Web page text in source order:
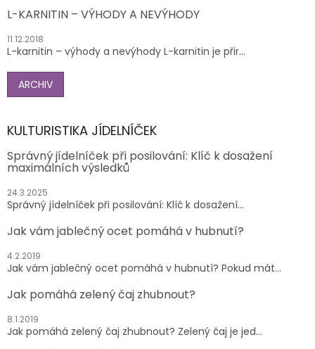
L-KARNITIN – VÝHODY A NEVÝHODY
11.12.2018
L-karnitin – výhody a nevýhody L-karnitin je přir...
ARCHIV
KULTURISTIKA JÍDELNÍČEK
Správný jídelníček při posilování: Klíč k dosažení
maximálních výsledků
24.3.2025
Správný jídelníček při posilování: Klíč k dosažení...
Jak vám jablečný ocet pomáhá v hubnutí?
4.2.2019
Jak vám jablečný ocet pomáhá v hubnutí? Pokud mát...
Jak pomáhá zelený čaj zhubnout?
8.1.2019
Jak pomáhá zelený čaj zhubnout? Zelený čaj je jed...